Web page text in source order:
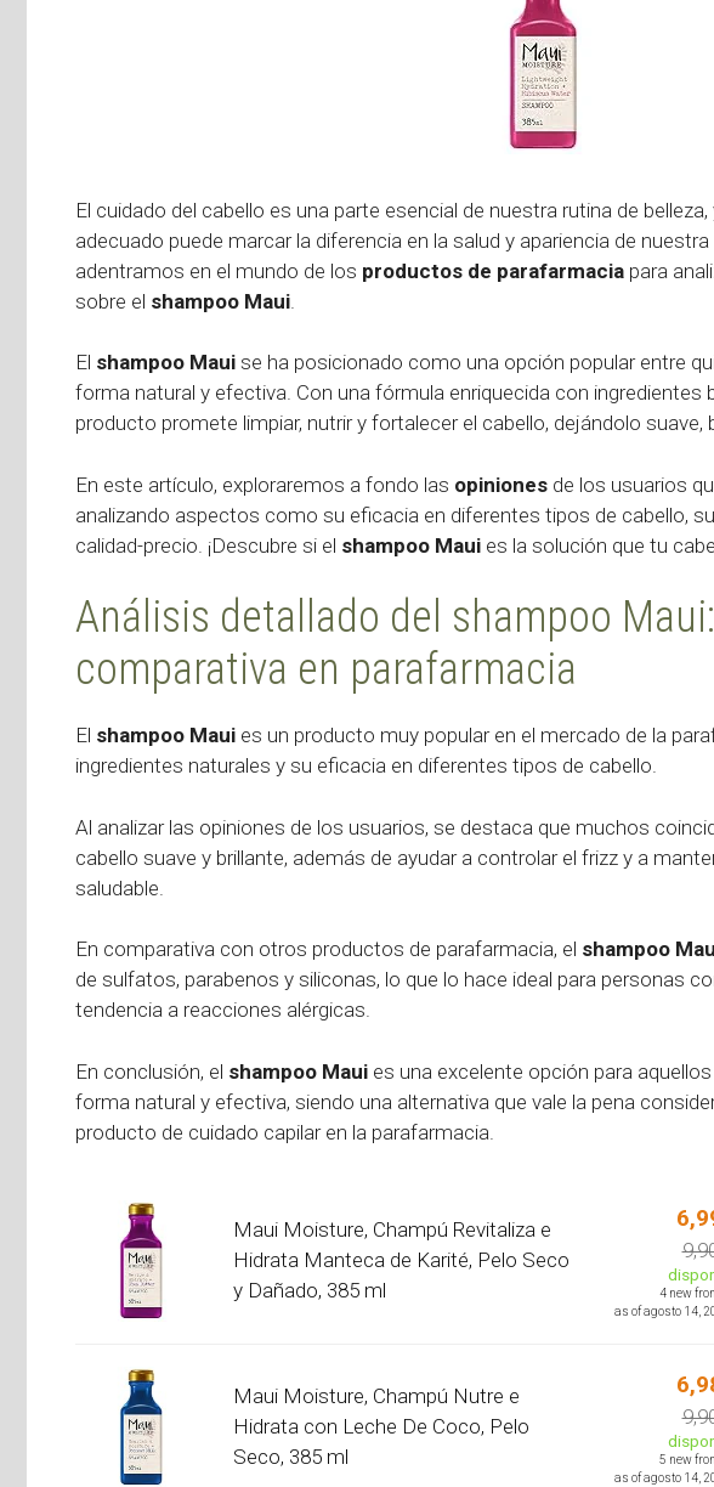
El cuidado del cabello es una parte esencial de nuestra rutina de
adecuado puede marcar la diferencia en la salud y apariencia de
adentramos en el mundo de los productos de parafarmacia para
sobre el shampoo Maui
El shampoo Maui se ha posicionado como una opción popular entre
forma natural y efectiva. Con una fórmula enriquecida con ingredientes
producto promete limpiar, nutrir y fortalecer el cabello, dejándolo suave,
En este artículo, exploraremos a fondo las opiniones de los usuarios
analizando aspectos como su eficacia en diferentes tipos de cabello,
calidad-precio. ¡Descubre si el shampoo Maui es la solución que tu
Análisis detallado del shampoo
comparativa en parafarmacia
El shampoo Maui es un producto muy popular en el mercado de la
ingredientes naturales y su eficacia en diferentes tipos de cabello.
Al analizar las opiniones de los usuarios, se destaca que muchos
cabello suave y brillante, además de ayudar a controlar el frizz y a
saludable.
En comparativa con otros productos de parafarmacia, el shampoo
de sulfatos, parabenos y siliconas, lo que lo hace ideal para personas
tendencia a reacciones alérgicas.
En conclusión, el shampoo Maui es una excelente opción para
forma natural y efectiva, siendo una alternativa que vale la pena
producto de cuidado capilar en la parafarmacia.
Maui Moisture, Champú Revitaliza e
Hidrata Manteca de Karité, Pelo Seco
y Dañado, 385 ml
4 new
as of agosto 14,
Maui Moisture, Champú Nutre e
Hidrata con Leche De Coco, Pelo
Seco, 385 ml
5 new
as of agosto 14,